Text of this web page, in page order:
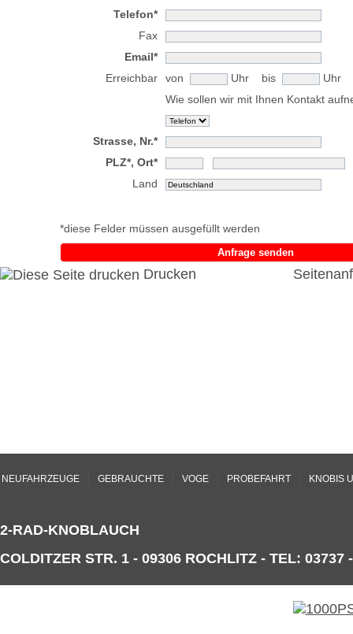
Telefon*
Fax
Email*
Erreichbar
von Uhr bis
Uhr
Wie sollen wir mit Ihnen Kontakt
Strasse, Nr.*
PLZ*, Ort*
Land
*diese Felder müssen ausgefüllt werden
Anfrage senden
Drucken
NEUFAHRZEUGE GEBRAUCHTE VOGE PROBEFAHRT KNOBIS
2-RAD-KNOBLAUCH
COLDITZER STR. 1 - 09306 ROCHLITZ - TEL: 03737